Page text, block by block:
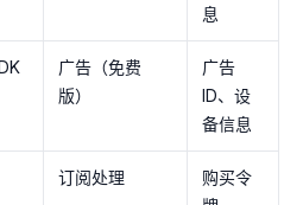
息
广告（免费
版）
广告
ID、设
备信息
订阅处理
购买令